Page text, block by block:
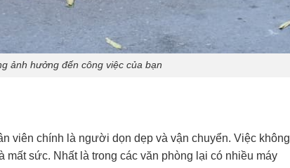
ảnh hưởng đến công việc của bạn
viên chính là người dọn dẹp và vận chuyển. Việc không
mất sức. Nhất là trong các văn phòng lại có nhiều máy